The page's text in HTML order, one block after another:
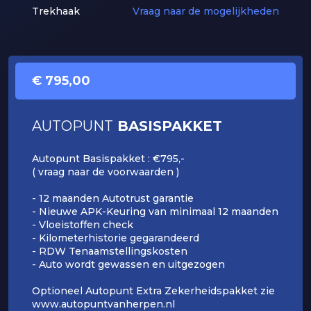
Trekhaak Vraag naar de mogelijkheden
€ 795,00
AUTOPUNT BASISPAKKET
Autopunt Basispakket : €795,-
( vraag naar de voorwaarden )
- 12 maanden Autotrust garantie
- Nieuwe APK-Keuring van minimaal 12 maanden
- Vloeistoffen check
- Kilometerhistorie gegarandeerd
- RDW Tenaamstellingskosten
- Auto wordt gewassen en uitgezogen
Optioneel Autopunt Extra Zekerheidspakket zie
www.autopuntvanherpen.nl